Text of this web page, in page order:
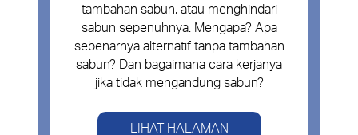
tambahan sabun, atau menghindari
sabun sepenuhnya. Mengapa? Apa
sebenarnya alternatif tanpa tambahan
sabun? Dan bagaimana cara kerjanya
jika tidak mengandung sabun?
LIHAT HALAMAN